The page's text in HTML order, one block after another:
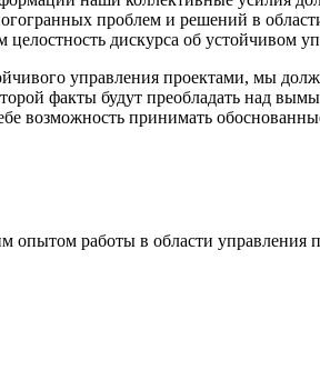
проблем и решений в
дискурса об устойчивом
управления проектами, мы
факты будут преобладать над
возможность принимать
опытом работы в области управления